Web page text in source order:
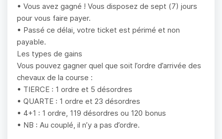
• Vous avez gagné ! Vous disposez de sept (7) jours
pour vous faire payer.
• Passé ce délai, votre ticket est périmé et non
payable.
Les types de gains
Vous pouvez gagner quel que soit l’ordre d’arrivée des
chevaux de la course :
• TIERCE : 1 ordre et 5 désordres
• QUARTE : 1 ordre et 23 désordres
• 4+1 : 1 ordre, 119 désordres ou 120 bonus
• NB : Au couplé, il n’y a pas d’ordre.